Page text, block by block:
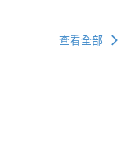
查看全部